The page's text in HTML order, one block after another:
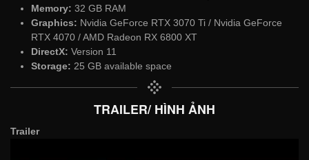
Memory: 32 GB RAM
Graphics: Nvidia GeForce RTX 3070 Ti / Nvidia GeForce
RTX 4070 / AMD Radeon RX 6800 XT
DirectX: Version 11
Storage: 25 GB available space
TRAILER/ HÌNH ẢNH
Trailer